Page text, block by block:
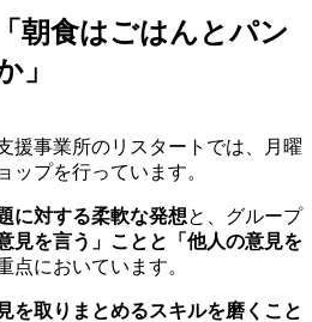
朝食はごはんとパン
」
援事業所のリスタートでは、月曜
ップを行っています。
に対する柔軟な発想と、グループ
見を言う」ことと「他人の意見を
点においています。
を取りまとめるスキルを磨くこと